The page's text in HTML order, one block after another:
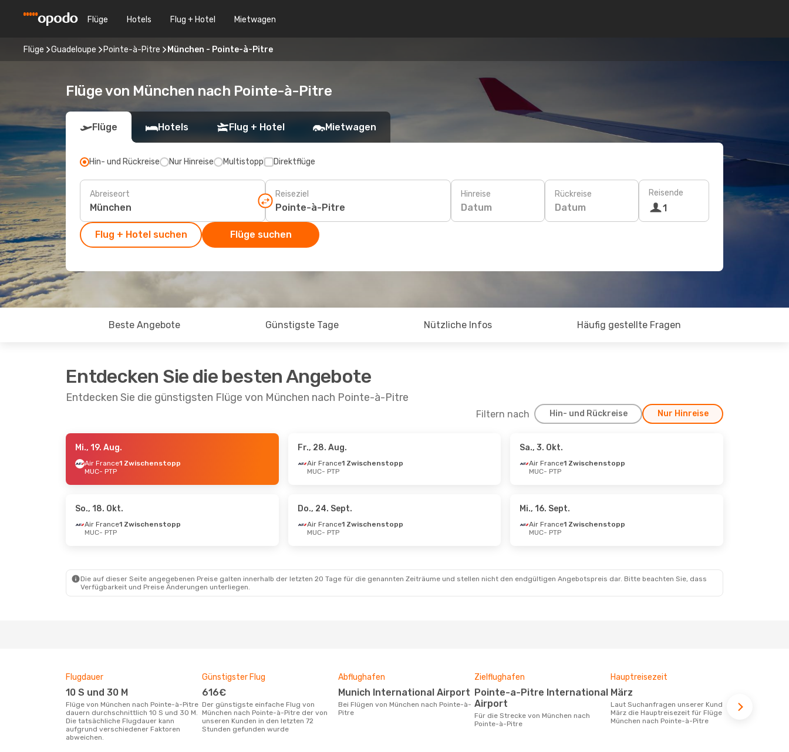
Flüge Hotels Flug + Hotel Mietwagen
Flüge Guadeloupe Pointe-à-Pitre München - Pointe-à-Pitre
Flüge von München nach Pointe-à-Pitre
Flüge Hotels Flug + Hotel Mietwagen
Hin- und Rückreise Nur Hinreise Multistopp Direktflüge
Abreiseort Reiseziel Hinreise
Datum
Rückreise
Datum
Reisende
1
Flug + Hotel suchen Flüge suchen
Beste Angebote Günstigste Tage Nützliche Infos Häufig gestellte Fragen
Entdecken Sie die besten Angebote
Entdecken Sie die günstigsten Flüge von München nach Pointe-à-Pitre
Filtern nach Hin- und Rückreise Nur Hinreise
- Di., 8. Sept.
1 Zwischenstopp
1 Zwischenstopp
1 Zwischenstopp
- Mi., 30. Sept. - Do., 27. Aug.
PTP
- MUC
- Mo., 14. Sept.
PTP - MUC
Mi., 19. Aug.
Air France1 Zwischenstopp
MUC- PTP
Fr., 28. Aug.
Air France1 Zwischenstopp
MUC- PTP
Sa., 3. Okt.
Air France1 Zwischenstopp
MUC- PTP
So., 18. Okt.
Air France1 Zwischenstopp
MUC- PTP
Do., 24. Sept.
Air France1 Zwischenstopp
MUC- PTP
Mi., 16. Sept.
Air France1 Zwischenstopp
MUC- PTP
Die auf dieser Seite angegebenen Preise galten innerhalb der letzten 20 Tage für die genannten Zeiträume und stellen nicht den endgültigen Angebotspreis dar. Bitte beachten Sie, dass
Verfügbarkeit und Preise Änderungen unterliegen.
Flugdauer
10 S und 30 M
Flüge von München nach Pointe-à-Pitre
dauern durchschnittlich 10 S und 30 M.
Die tatsächliche Flugdauer kann
aufgrund verschiedener Faktoren
abweichen.
Günstigster Flug
616€
Der günstigste einfache Flug von
München nach Pointe-à-Pitre der von
unseren Kunden in den letzten 72
Stunden gefunden wurde
Abflughafen
Munich International Airport
Bei Flügen von München nach Pointe-à-
Pitre
Zielflughafen
Pointe-a-Pitre International
Airport
Für die Strecke von München nach
Pointe-à-Pitre
Hauptreisezeit
März
Laut Suchanfragen unserer Kunden ist
März die Hauptreisezeit für Flüge von
München nach Pointe-à-Pitre